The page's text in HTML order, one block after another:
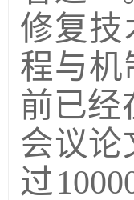
修复技
程与机
前已经
会议论
过